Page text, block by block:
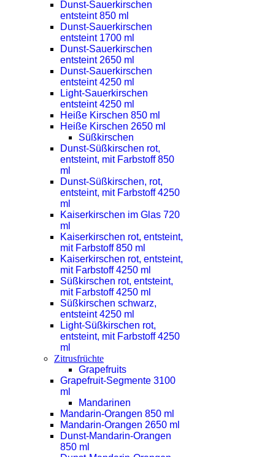
Dunst-Sauerkirschen
entsteint 850 ml
Dunst-Sauerkirschen
entsteint 1700 ml
Dunst-Sauerkirschen
entsteint 2650 ml
Dunst-Sauerkirschen
entsteint 4250 ml
Light-Sauerkirschen
entsteint 4250 ml
Heiße Kirschen 850 ml
Heiße Kirschen 2650 ml
Süßkirschen
Dunst-Süßkirschen rot,
entsteint, mit Farbstoff 850
ml
Dunst-Süßkirschen, rot,
entsteint, mit Farbstoff 4250
ml
Kaiserkirschen im Glas 720
ml
Kaiserkirschen rot, entsteint,
mit Farbstoff 850 ml
Kaiserkirschen rot, entsteint,
mit Farbstoff 4250 ml
Süßkirschen rot, entsteint,
mit Farbstoff 4250 ml
Süßkirschen schwarz,
entsteint 4250 ml
Light-Süßkirschen rot,
entsteint, mit Farbstoff 4250
ml
Zitrusfrüchte
Grapefruits
Grapefruit-Segmente 3100
ml
Mandarinen
Mandarin-Orangen 850 ml
Mandarin-Orangen 2650 ml
Dunst-Mandarin-Orangen
850 ml